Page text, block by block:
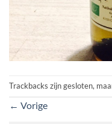
Trackbacks zijn gesloten,
← Vorige